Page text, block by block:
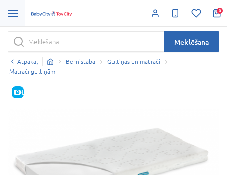
0
Meklēšana
Atpakaļ Bērnistaba
Gultiņas un matrači
Matrači gultiņām
E-CENA